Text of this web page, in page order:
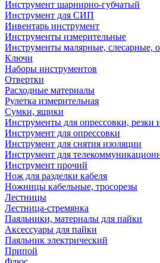
Инструмент шарнирно-губчатый
Инструмент для СИП
Инвентарь инструмент
Инструменты измерительные
Инструменты малярные, слесарные,
Ключи
Наборы инструментов
Отвертки
Расходные материалы
Рулетка измерительная
Сумки, ящики
Инструменты для опрессовки, резки
Инструмент для опрессовки
Инструмент для снятия изоляции
Инструмент для
Инструмент прочий
Нож для разделки кабеля
Ножницы кабельные, тросорезы
Лестницы
Лестница-стремянка
Паяльники, материалы для пайки
Аксессуары для пайки
Паяльник электрический
Припой